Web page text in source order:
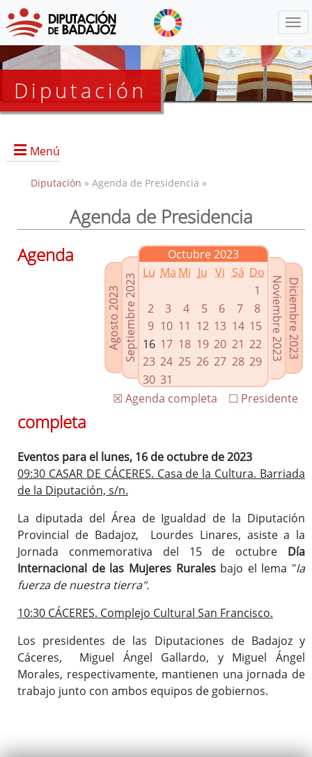
Diputación
Menú
Presidencia
Grupos Políticos
Enlaces relacionados
Agenda de Presidencia
Plenos provinciales y Juntas de gobierno
Oficina de Proyectos Europeos
Diputación » Agenda de Presidencia »
Agenda de Presidencia
Agosto 2023Septiembre 2023
Octubre 2023
Lu Ma Mi Ju Vi Sá Do
1
2
3 4 5 6 7
8
9 10 11 12 13 14 15
16 17 18 19 20 21 22
23 24 25 26 27 28 29
30 31
Diciembre 2023
Noviembre 2023
☐ Presidente
☒ Agenda completa
Agenda
completa
Eventos para el lunes, 16 de octubre de 2023
09:30 CASAR DE CÁCERES. Casa de la Cultura. Barriada
de la Diputación, s/n.
La diputada del Área de Igualdad de la Diputación
Provincial de Badajoz, Lourdes Linares, asiste a la
Jornada conmemorativa del 15 de octubre Día
Internacional de las Mujeres Ruralesbajo el lema "la
fuerza de nuestra tierra".
10:30 CÁCERES. Complejo Cultural San Francisco.
Los presidentes de las Diputaciones de Badajoz y
Cáceres, Miguel Ángel Gallardo, y Miguel Ángel
Morales, respectivamente, mantienen una jornada de
trabajo junto con ambos equipos de gobiernos.